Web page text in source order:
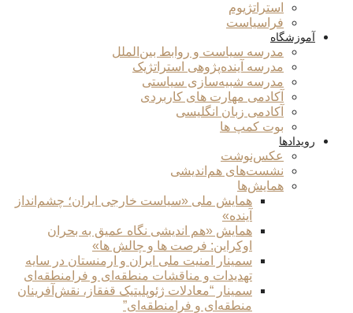
استراتژیوم
فراسیاست
آموزشگاه
مدرسه سیاست و روابط بین‌الملل
مدرسه آینده‌پژوهی استراتژیک
مدرسه شبیه‌سازی سیاستی
آکادمی مهارت های کاربردی
آکادمی زبان انگلیسی
بوت کمپ ها
رویدادها
عکس‌نوشت
نشست‌های هم‌اندیشی
همایش‌ها
همایش ملی «سیاست خارجی ایران؛ چشم‌انداز
آینده»
همایش «هم اندیشی نگاه عمیق به بحران
اوکراین: فرصت ها و چالش ها»
سمینار امنیت ملی ایران و ارمنستان در سایه
تهدیدات و مناقشات منطقه‌ای و فرامنطقه‌ای
سمینار “معادلات ژئوپلیتیک قفقاز، نقش‌آفرینان
منطقه‌ای و فرامنطقه‌ای”